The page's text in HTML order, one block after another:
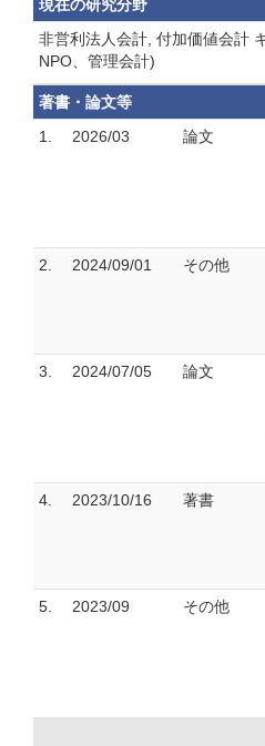
現在の研究分野
非営利法人会計, 付加価値会計
NPO、管理会計)
著書・論文等
1.
2026/03 論文
2. 2024/09/01 その他
3. 2024/07/05 論文
4. 2023/10/16 著書
5. 2023/09 その他